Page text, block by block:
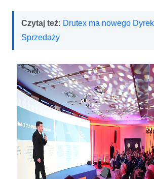
Czytaj też: Drutex ma nowego
Sprzedaży